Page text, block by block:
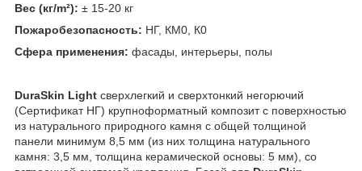
Вес (кг/m²): ± 15-20 кг
Пожаробезопасность: НГ, КМ0, К0
Сфера применения: фасады, интерьеры, полы
DuraSkin Light сверхлегкий и сверхтонкий негорючий
(Сертификат НГ) крупноформатный композит с поверхностью
из натурального природного камня с общей толщиной
панели минимум 8,5 мм (из них толщина натурального
камня: 3,5 мм, толщина керамической основы: 5 мм), со